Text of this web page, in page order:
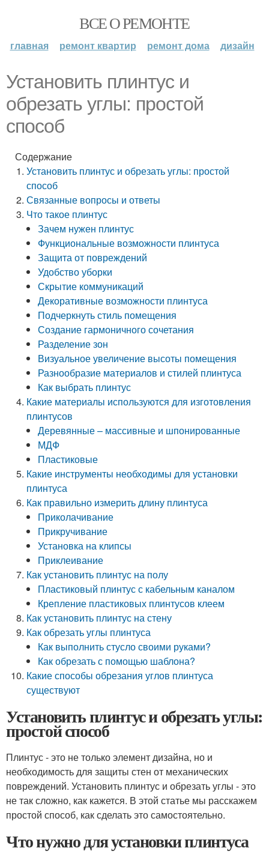
ВСЕ О РЕМОНТЕ
главная ремонт квартир ремонт дома дизайн
Установить плинтус и
обрезать углы: простой
способ
Содержание
Установить плинтус и обрезать углы: простой
способ
Связанные вопросы и ответы
Что такое плинтус
Зачем нужен плинтус
Функциональные возможности плинтуса
Защита от повреждений
Удобство уборки
Скрытие коммуникаций
Декоративные возможности плинтуса
Подчеркнуть стиль помещения
Создание гармоничного сочетания
Разделение зон
Визуальное увеличение высоты помещения
Разнообразие материалов и стилей плинтуса
Как выбрать плинтус
Какие материалы используются для изготовления
плинтусов
Деревянные – массивные и шпонированные
МДФ
Пластиковые
Какие инструменты необходимы для установки
плинтуса
Как правильно измерить длину плинтуса
Приколачивание
Прикручивание
Установка на клипсы
Приклеивание
Как установить плинтус на полу
Пластиковый плинтус с кабельным каналом
Крепление пластиковых плинтусов клеем
Как установить плинтус на стену
Как обрезать углы плинтуса
Как выполнить стусло своими руками?
Как обрезать с помощью шаблона?
Какие способы обрезания углов плинтуса
существуют
Установить плинтус и обрезать углы:
простой способ
Плинтус - это не только элемент дизайна, но и
необходимость для защиты стен от механических
повреждений. Установить плинтус и обрезать углы - это
не так сложно, как кажется. В этой статье мы расскажем
простой способ, как сделать это самостоятельно.
Что нужно для установки плинтуса